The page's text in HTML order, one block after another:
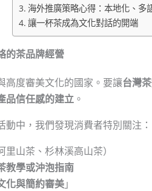
海外推廣策略心得：本地化、多
讓一杯茶成為文化對話的開端
的茶品牌經營
高度審美文化的國家。要讓台灣
品信任感的建立 。
中，我們發現消費者特別關注：
里山茶、杉林溪高山茶）
教學或沖泡指南
化與簡約審美」